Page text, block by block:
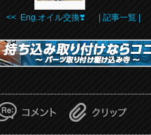
<< Eng.オイル交換❣️ | 記事一覧 |